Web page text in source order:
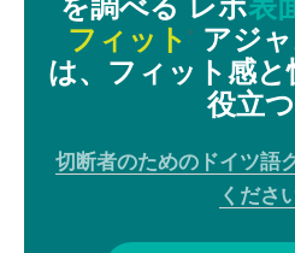
フィット
®アジャ
は、フィット感と
役立
切断者のためのドイツ語
くださ